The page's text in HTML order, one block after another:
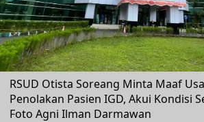
RSUD Otista Soreang Minta Maaf
Penolakan Pasien IGD, Akui Kondisi
Foto Agni Ilman Darmawan